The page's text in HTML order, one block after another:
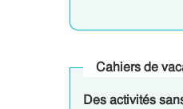
Cahiers de
Des activités